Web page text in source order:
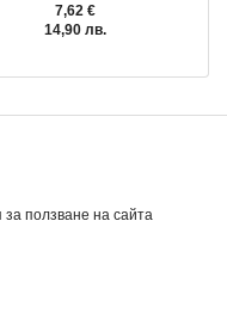
7,62 €
14,90 лв.
ползване на сайта